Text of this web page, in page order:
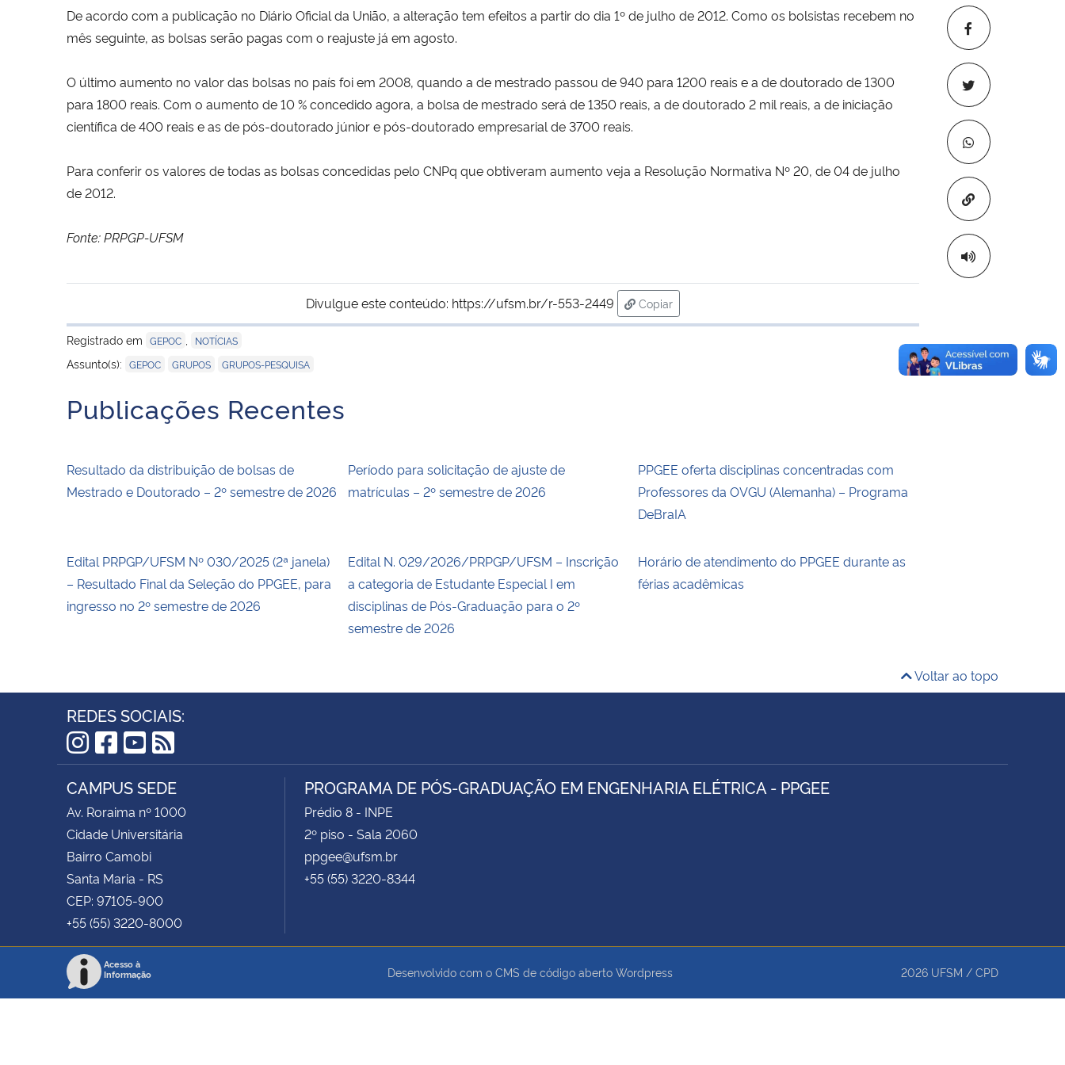
Copiar para
De acordo com a publicação no Diário Oficial da União, a alteração tem efeitos a partir do dia 1º de julho de 2012. Como os bolsistas recebem no
mês seguinte, as bolsas serão pagas com o reajuste já em agosto.
O último aumento no valor das bolsas no país foi em 2008, quando a de mestrado passou de 940 para 1200 reais e a de doutorado de 1300
para 1800 reais. Com o aumento de 10 % concedido agora, a bolsa de mestrado será de 1350 reais, a de doutorado 2 mil reais, a de iniciação
científica de 400 reais e as de pós-doutorado júnior e pós-doutorado empresarial de 3700 reais.
Para conferir os valores de todas as bolsas concedidas pelo CNPq que obtiveram aumento veja a Resolução Normativa Nº 20, de 04 de julho
de 2012.
Fonte: PRPGP-UFSM
Divulgue este conteúdo: https://ufsm.br/r-553-2449
Copiar
para área de transferência
Registrado em GEPOC NOTÍCIAS
Assunto(s): GEPOC GRUPOS GRUPOS-PESQUISA
Publicações Recentes
Resultado da distribuição de bolsas de
Mestrado e Doutorado – 2º semestre de 2026
Período para solicitação de ajuste de
matrículas – 2º semestre de 2026
PPGEE oferta disciplinas concentradas com
Professores da OVGU (Alemanha) – Programa
DeBraIA
Edital PRPGP/UFSM Nº 030/2025 (2ª janela)
– Resultado Final da Seleção do PPGEE, para
ingresso no 2º semestre de 2026
Edital N. 029/2026/PRPGP/UFSM – Inscrição
a categoria de Estudante Especial I em
disciplinas de Pós-Graduação para o 2º
semestre de 2026
Horário de atendimento do PPGEE durante as
férias acadêmicas
Voltar ao topo
REDES SOCIAIS:
Instagram
Facebook
YouTube
RSS
CAMPUS SEDE
Av. Roraima nº 1000
Cidade Universitária
Bairro Camobi
Santa Maria - RS
CEP: 97105-900
+55 (55) 3220-8000
PROGRAMA DE PÓS-GRADUAÇÃO EM ENGENHARIA ELÉTRICA - PPGEE
Prédio 8 - INPE
2º piso - Sala 2060
ppgee@ufsm.br
+55 (55) 3220-8344
Acesso à
Informação
Desenvolvido com o CMS de código aberto Wordpress 2026 UFSM / CPD